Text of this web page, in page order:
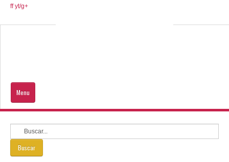
ff yt/g+
Menu
Hidalgo
Buscar